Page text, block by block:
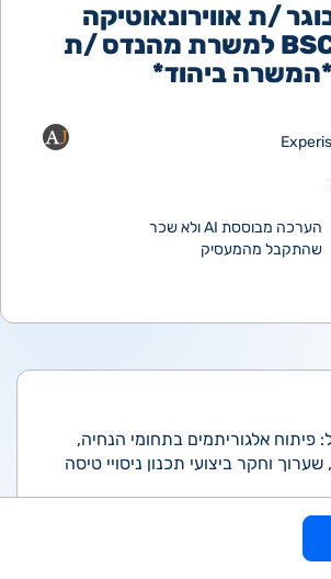
/ת אווירונאוטיקה
/מכונות BSC למשרת מהנדס /ת
*המשרה ביהוד*
הערכה מבוססת AI ולא שכר
שהתקבל מהמעסיק
פיתוח אלגוריתמים בתחומי הנחיה,
שערוך וחקר ביצועי תכנון ניסויי טיסה
אינטגרטיבית באילוצי המערכת
השונים: תיכון מוקדם,
מפורט, בדיקות ואישור לניסוי,